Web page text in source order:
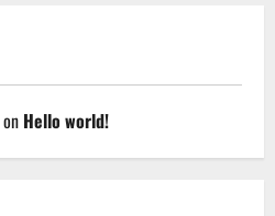
on Hello world!